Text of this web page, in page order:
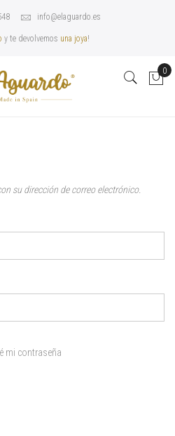
info@elaguardo.es
y te devolvemos una joya!
0
su dirección de correo electrónico.
mi contraseña